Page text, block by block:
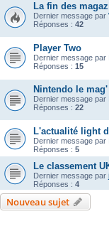
La fin des
Dernier message par
Réponses : 42
Player Two
Dernier message par
Réponses : 15
Nintendo le
Dernier message par
Réponses : 22
L'actualité light
Dernier message par
Réponses : 5
Le classement
Dernier message par
Réponses : 4
Nouveau sujet